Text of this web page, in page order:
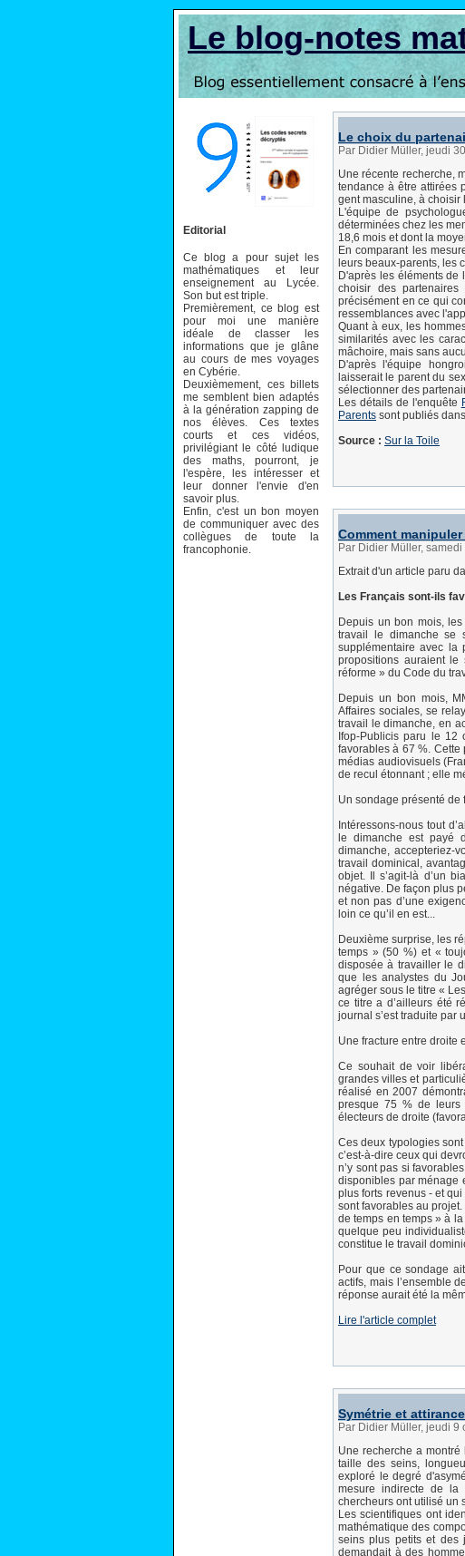
Le blog-notes
Editorial
Ce blog a pour sujet les
mathématiques et leur
enseignement au Lycée.
Son but est triple.
Premièrement, ce blog est
pour moi une manière
idéale de classer les
informations que je glâne
au cours de mes voyages
en Cybérie.
Deuxièmement, ces billets
me semblent bien adaptés
à la génération zapping de
nos élèves. Ces textes
courts et ces vidéos,
privilégiant le côté ludique
des maths, pourront, je
l'espère, les intéresser et
leur donner l'envie d'en
savoir plus.
Enfin, c'est un bon moyen
de communiquer avec des
collègues de toute la
francophonie.
Le choix du
Par Didier Müller, jeudi
Une récente recherche,
tendance à être attirées
gent masculine, à choisir
L'équipe de
déterminées chez les
18,6 mois et dont la
En comparant les
leurs beaux-parents, les
D'après les éléments
choisir des
précisément en ce qui
ressemblances avec
Quant à eux, les
similarités avec les
mâchoire, mais sans
D'après l'équipe
laisserait le parent du
sélectionner des
Les détails de l'enquête
Parents sont publiés
Source : Sur la Toile
Comment
Par Didier Müller,
Extrait d'un article paru
Les Français sont-ils
Depuis un bon mois,
travail le dimanche se
supplémentaire avec la
propositions auraient
réforme » du Code du
Depuis un bon mois,
Affaires sociales, se
travail le dimanche, en
Ifop-Publicis paru le
favorables à 67 %.
médias audiovisuels
de recul étonnant ; elle
Un sondage présenté de
Intéressons-nous tout
le dimanche est payé
dimanche, accepteriez-
travail dominical,
objet. Il s’agit-là d’un
négative. De façon plus
et non pas d’une
loin ce qu’il en est...
Deuxième surprise, les
temps » (50 %) et «
disposée à travailler le
que les analystes du
agréger sous le titre «
ce titre a d’ailleurs été
journal s’est traduite par
Une fracture entre droite
Ce souhait de voir
grandes villes et
réalisé en 2007
presque 75 % de leurs
électeurs de droite
Ces deux typologies
c’est-à-dire ceux qui
n’y sont pas si
disponibles par ménage
plus forts revenus - et
sont favorables au
de temps en temps » à
quelque peu
constitue le travail
Pour que ce sondage
actifs, mais l’ensemble
réponse aurait été la
Lire l'article complet
Symétrie et
Par Didier Müller, jeudi 9
Une recherche a
taille des seins,
exploré le degré
mesure indirecte de la
chercheurs ont utilisé un
Les scientifiques ont
mathématique des
seins plus petits et des
demandait à des